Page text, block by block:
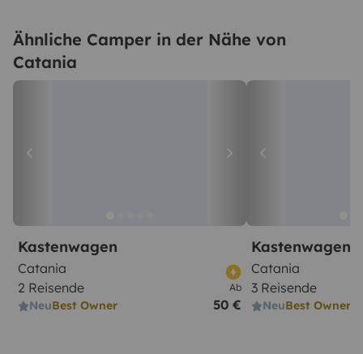
Ähnliche Camper in der Nähe von
Catania
Kastenwagen
Catania
2 Reisende
NeuBest Owner
Ab
50 €
Kastenwagen
Catania
3 Reisende
NeuBest Owner